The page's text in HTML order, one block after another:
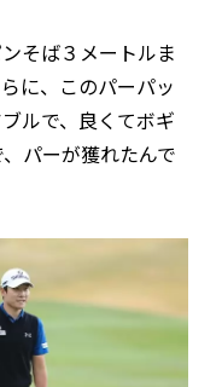
そば３メートルま
に、このパーパッ
ルで、良くてボギ
パーが獲れたんで